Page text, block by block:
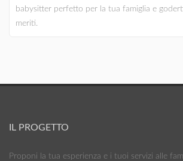
babysitter perfetto per la tua famiglia e
meriti.
IL PROGETTO
Proponi la tua esperienza e i tuoi servizi alle